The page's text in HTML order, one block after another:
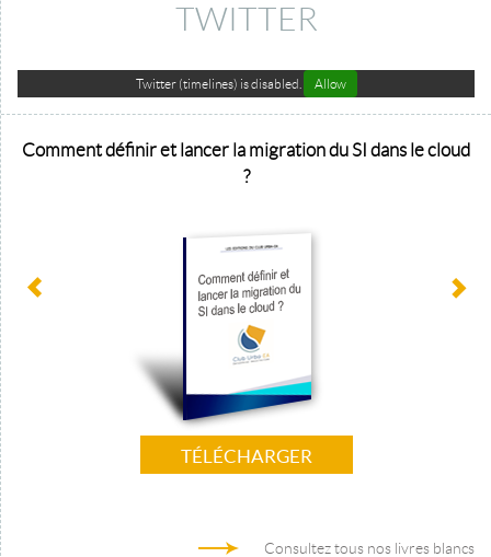
TWITTER
Twitter (timelines) is disabled. Allow
Comment définir et lancer la migration du SI dans le cloud
?
TÉLÉCHARGER
Consultez tous nos livres blancs